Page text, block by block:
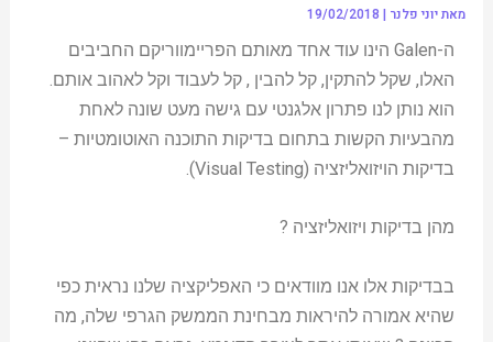
מאתיוני פלנר|
19/02/2018
ה-Galen הינו עוד אחד מאותם הפריימווריקם החביבים
האלו, שקל להתקין, קל להבין , קל לעבוד וקל לאהוב אותם.
הוא נותן לנו פתרון אלגנטי עם גישה מעט שונה לאחת
מהבעיות הקשות בתחום בדיקות התוכנה האוטומטיות –
בדיקות הויזואליזציה (Visual Testing).
מהן בדיקות ויזואליזציה ?
בבדיקות אלו אנו מוודאים כי האפליקציה שלנו נראית כפי
שהיא אמורה להיראות מבחינת הממשק הגרפי שלה, מה